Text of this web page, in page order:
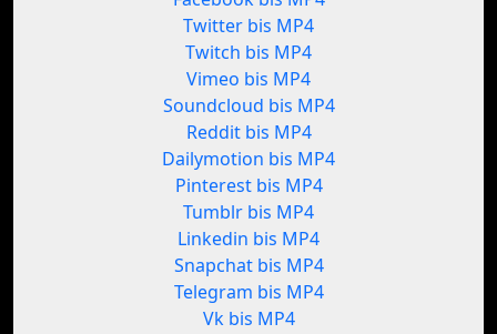
Twitter bis MP4
Twitch bis MP4
Vimeo bis MP4
Soundcloud bis MP4
Reddit bis MP4
Dailymotion bis MP4
Pinterest bis MP4
Tumblr bis MP4
Linkedin bis MP4
Snapchat bis MP4
Telegram bis MP4
Vk bis MP4